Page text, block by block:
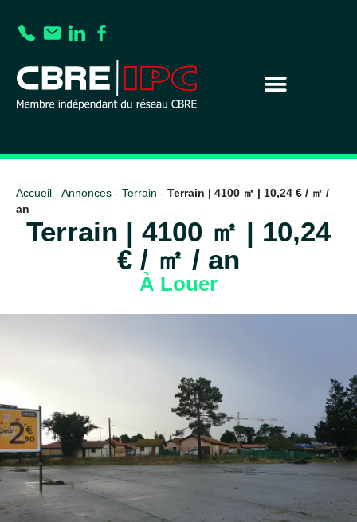
Accueil - Annonces - Terrain - Terrain | 4100 ㎡ | 10,24 € / ㎡ /
an
Terrain | 4100 ㎡ | 10,24
€ / ㎡ / an
À Louer